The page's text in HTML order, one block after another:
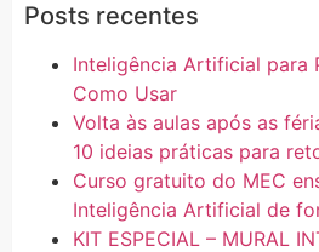
Posts recentes
Inteligência Artificial para
Como Usar
Volta às aulas após as
10 ideias práticas para
Curso gratuito do MEC
Inteligência Artificial de
KIT ESPECIAL – MURAL